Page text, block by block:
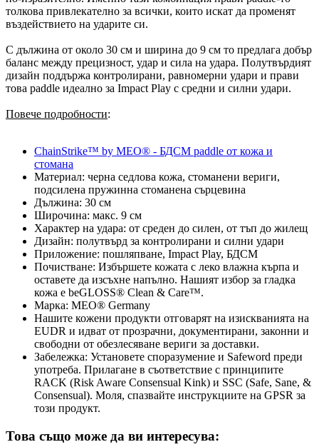
толкова привлекателно за всички, които искат да променят
въздействието на ударите си.
С дължина от около 30 см и ширина до 9 см то предлага добър
баланс между прецизност, удар и сила на удара. Полутвърдият
дизайн поддържа контролирани, равномерни удари и прави
това paddle идеално за Impact Play с средни и силни удари.
Повече подробности:
ChainStrike™ by MEO® - БДСМ paddle от кожа и
стомана
Материал: черна седлова кожа, стоманени вериги,
подсилена пружинна стоманена сърцевина
Дължина: 30 см
Широчина: макс. 9 см
Характер на удара: от среден до силен, от тъп до жилещ
Дизайн: полутвърд за контролирани и силни удари
Приложение: пошляпване, Impact Play, БДСМ
Почистване: Избършете кожата с леко влажна кърпа и
оставете да изсъхне напълно. Нашият избор за гладка
кожа е beGLOSS® Clean & Care™.
Марка: MEO® Germany
Нашите кожени продукти отговарят на изискванията на
EUDR и идват от прозрачни, документирани, законни и
свободни от обезлесяване вериги за доставки.
Забележка: Установете споразумение и Safeword преди
употреба. Прилагане в съответствие с принципите
RACK (Risk Aware Consensual Kink) и SSC (Safe, Sane, &
Consensual). Моля, спазвайте инструкциите на GPSR за
този продукт.
Това също може да ви интересува: